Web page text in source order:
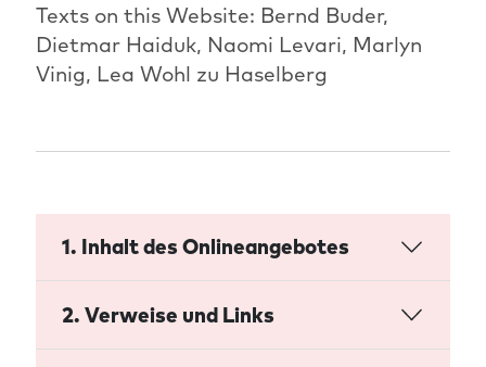
Texts on this Website: Bernd Buder,
Dietmar Haiduk, Naomi Levari, Marlyn
Vinig, Lea Wohl zu Haselberg
1. Inhalt des Onlineangebotes
2. Verweise und Links